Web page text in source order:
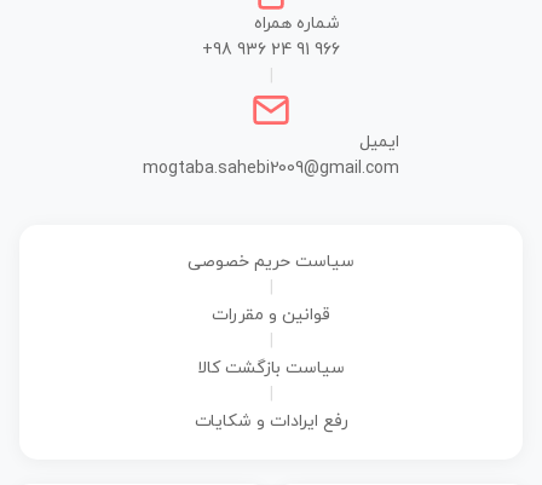
شماره همراه
+98 936 24 91 966
ایمیل
mogtaba.sahebi2009@gmail.com
سیاست حریم خصوصی
قوانین و مقررات
سیاست بازگشت کالا
رفع ایرادات و شکایات